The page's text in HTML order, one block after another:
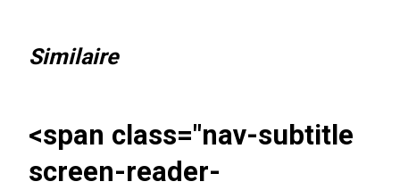
Similaire
<span class="nav-subtitle
screen-reader-